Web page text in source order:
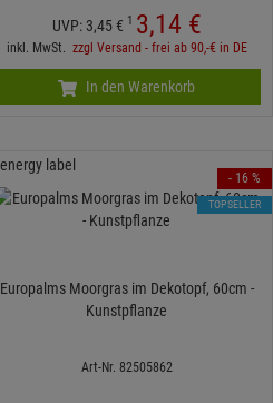
UVP: 3,45 € 1 3,14 €
inkl. MwSt. zzgl Versand - frei ab 90,-€ in DE
In den Warenkorb
Europalms Moorgras im Dekotopf, 60cm -
Kunstpflanze
Art-Nr. 82505862
- 16 %
TOPSELLER